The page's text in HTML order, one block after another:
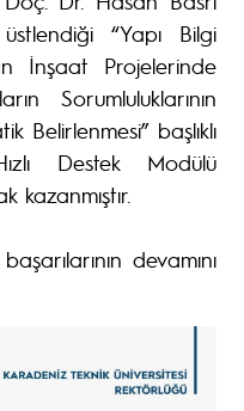
“Yapı Bilgi
İnşaat Projelerinde
Sorumluluklarının
Belirlenmesi” başlıklı
Destek Modülü
kazanmıştır.
devamını